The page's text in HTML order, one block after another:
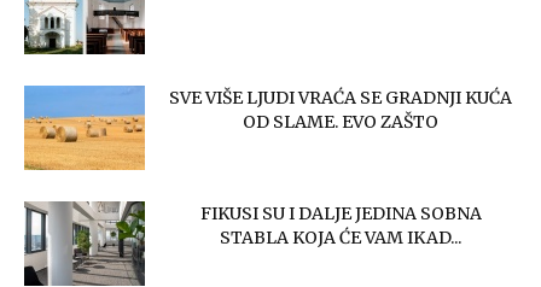
SVE VIŠE LJUDI VRAĆA SE GRADNJI KUĆA
OD SLAME. EVO ZAŠTO
FIKUSI SU I DALJE JEDINA SOBNA
STABLA KOJA ĆE VAM IKAD...